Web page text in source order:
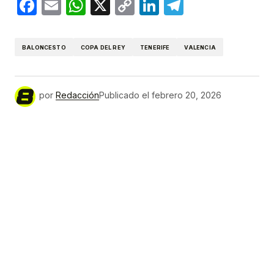
Facebook
EmailWhatsApp
X
CopyLinkedIn
BALONCESTO COPA DEL REY TENERIFE VALENCIA
por RedacciónPublicado el febrero 20, 2026